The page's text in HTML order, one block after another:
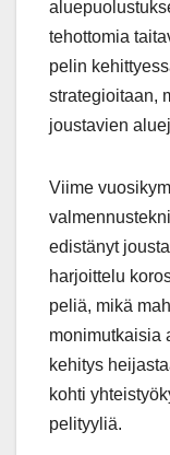
tehottomia
pelin
strategioitaan,
joustavien
Viime
edistänyt
harjoittelu
peliä, mikä
monimutkaisia
kehitys
kohti
pelityyliä.